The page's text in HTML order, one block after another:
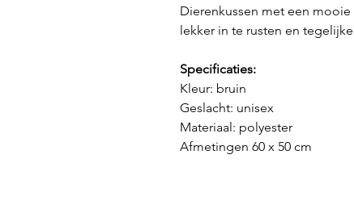
Dierenkussen met een
lekker in te rusten en
Specificaties:
Kleur: bruin
Geslacht: unisex
Materiaal: polyester
Afmetingen 60 x 50 cm